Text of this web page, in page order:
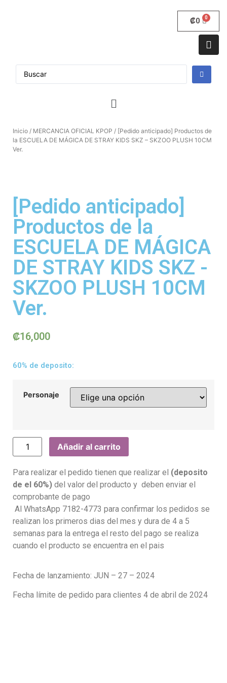
₡0
Inicio / MERCANCIA OFICIAL KPOP / [Pedido anticipado] Productos de
la ESCUELA DE MÁGICA DE STRAY KIDS SKZ – SKZOO PLUSH 10CM
Ver.
[Pedido anticipado]
Productos de la
ESCUELA DE MÁGICA
DE STRAY KIDS SKZ -
SKZOO PLUSH 10CM
Ver.
₡16,000
60% de deposito:
Personaje
Añadir al carrito
Para realizar el pedido tienen que realizar el (deposito
de el 60%) del valor del producto y deben enviar el
comprobante de pago
Al WhatsApp 7182-4773 para confirmar los pedidos se
realizan los primeros dias del mes y dura de 4 a 5
semanas para la entrega el resto del pago se realiza
cuando el producto se encuentra en el pais
Fecha de lanzamiento: JUN – 27 – 2024
Fecha límite de pedido para clientes 4 de abril de 2024